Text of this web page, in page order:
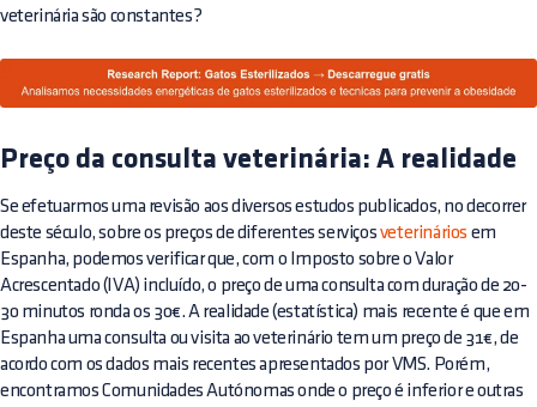
veterinária são constantes?
Preço da consulta veterinária: A realidade
Se efetuarmos uma revisão aos diversos estudos publicados, no decorrer
deste século, sobre os preços de diferentes serviços veterinários em
Espanha, podemos verificar que, com o Imposto sobre o Valor
Acrescentado (IVA) incluído, o preço de uma consulta com duração de 20-
30 minutos ronda os 30€. A realidade (estatística) mais recente é que em
Espanha uma consulta ou visita ao veterinário tem um preço de 31€, de
acordo com os dados mais recentes apresentados por VMS. Porém,
encontramos Comunidades Autónomas onde o preço é inferior e outras